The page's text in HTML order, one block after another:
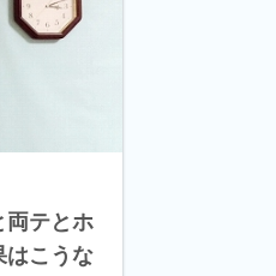
両テとホ
はこうな